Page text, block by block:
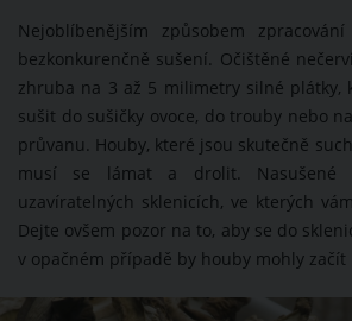
Nejoblíbenějším způsobem
bezkonkurenčně sušení. Očištěné
zhruba na 3 až 5 milimetry silné plátky,
sušit do sušičky ovoce, do trouby nebo
průvanu. Houby, které jsou skutečně
musí se lámat a drolit. Nasušené
uzavíratelných sklenicích, ve kterých
Dejte ovšem pozor na to, aby se do
v opačném případě by houby mohly začít